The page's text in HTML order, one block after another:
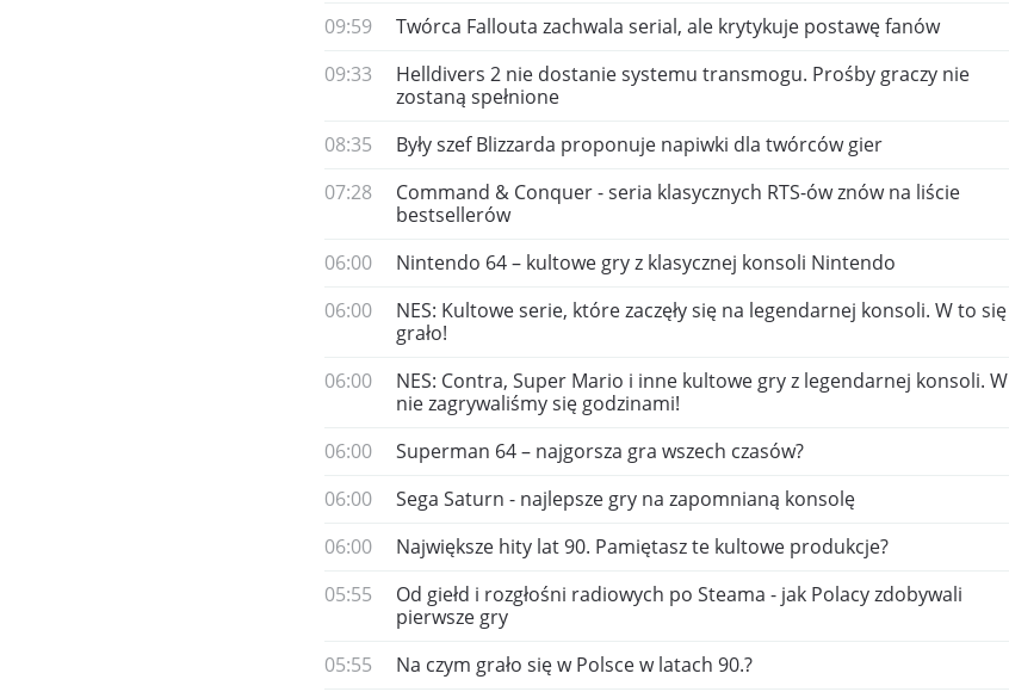
09:59
Twórca Fallouta zachwala serial, ale krytykuje postawę fanów
09:33
Helldivers 2 nie dostanie systemu transmogu. Prośby graczy nie
zostaną spełnione
08:35
Były szef Blizzarda proponuje napiwki dla twórców gier
07:28
Command & Conquer - seria klasycznych RTS-ów znów na liście
bestsellerów
06:00
Nintendo 64 – kultowe gry z klasycznej konsoli Nintendo
06:00
NES: Kultowe serie, które zaczęły się na legendarnej konsoli. W to się
grało!
06:00
NES: Contra, Super Mario i inne kultowe gry z legendarnej konsoli. W
nie zagrywaliśmy się godzinami!
06:00
Superman 64 – najgorsza gra wszech czasów?
06:00
Sega Saturn - najlepsze gry na zapomnianą konsolę
06:00
Największe hity lat 90. Pamiętasz te kultowe produkcje?
05:55
Od giełd i rozgłośni radiowych po Steama - jak Polacy zdobywali
pierwsze gry
05:55
Na czym grało się w Polsce w latach 90.?